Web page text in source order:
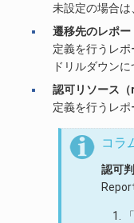
未設定の場合は
遷移先のレポ
定義を行うレ
ドリルダウン
認可リソース
定義を行うレポ
コラ
認可